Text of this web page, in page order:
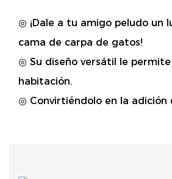
◎ ¡Dale a tu amigo peludo un
cama de carpa de gatos!
◎ Su diseño versátil le
habitación.
◎ Convirtiéndolo en la adición